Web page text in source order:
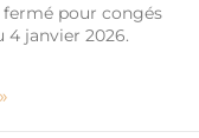
fermé pour congés
4 janvier 2026.